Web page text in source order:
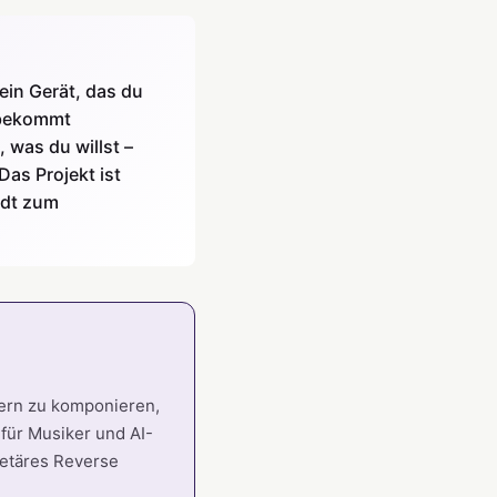
Gerät, das du
was du willst –
Projekt ist
zum
zu komponieren,
Musiker und AI-
Reverse